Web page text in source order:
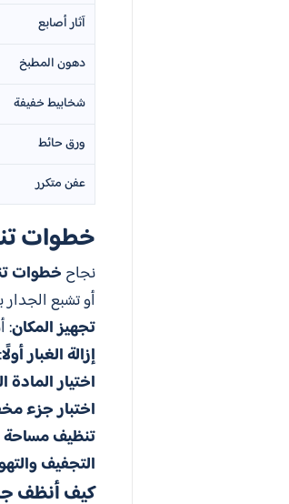
آثار أصابع
دهون المطبخ
شخابيط خفيفة
ورق حائط
عفن متكرر
خطوات
نجاح خطوات
أو تشبع الجدار
تجهيز المكان:
إزالة الغبار أولًا
اختيار المادة
اختبار جزء
تنظيف
التجفيف
كيف أنظف